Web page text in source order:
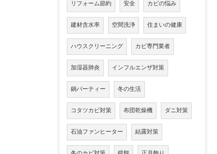
リフォーム節約 安全 カビの悩み
建材含水率 空間洗浄 住まいの健康
ハウスクリーニング カビ専門業者
加湿器肺炎 インフルエンザ対策
鍋パーティー 冬の生活
コタツカビ対策 布団乾燥機 ダニ対策
石油ファンヒーター 結露対策